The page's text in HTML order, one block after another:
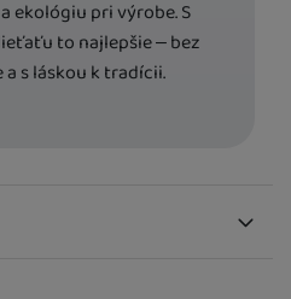
ekológiu pri výrobe. S
to najlepšie – bez
s láskou k tradícii.